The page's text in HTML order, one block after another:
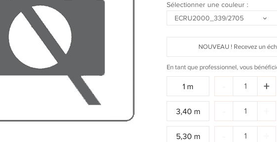
Sélectionner une couleur :
ECRU2000_339/2705
NOUVEAU ! Recevez un
En tant que professionnel, vous
1 m +
3,40 m
5,30 m